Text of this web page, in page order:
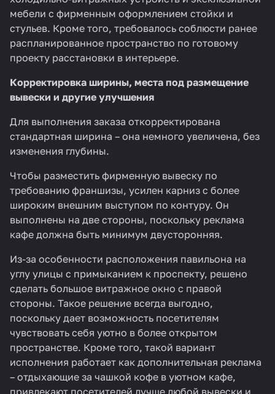
мебели с фирменным оформлением стойки и
стульев. Кроме того, требовалось соблюсти ранее
распланированное пространство по готовому
проекту расстановки в интерьере.
Корректировка ширины, места под размещение
вывески и другие улучшения
Для выполнения заказа откорректирована
стандартная ширина – она немного увеличена, без
изменения глубины.
Чтобы разместить фирменную вывеску по
требованию франшизы, усилен карниз с более
широким внешним выступом по контуру. Он
выполнены на две стороны, поскольку реклама
кафе должна быть минимум двусторонняя.
Из-за особенности расположения павильона на
углу улицы с примыканием к проспекту, решено
сделать большое витражное окно с правой
стороны. Такое решение всегда выгодно,
поскольку дает возможность посетителям
чувствовать себя уютно в более открытом
пространстве. Кроме того, такой вариант
исполнения работает как дополнительная реклама
– отдыхающие за чашкой кофе в уютном кафе,
привлекают посетителей лучше любой вывески и